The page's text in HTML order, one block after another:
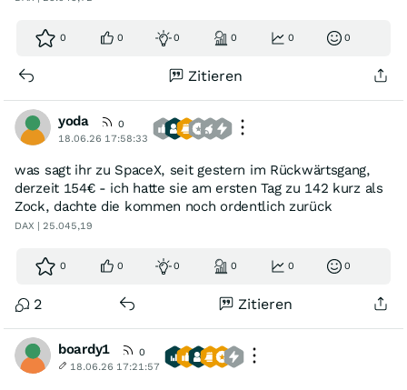
0 0 0 0 0 0
Zitieren
yoda
0
18.06.26 17:58:33
was sagt ihr zu SpaceX, seit gestern im Rückwärtsgang,
derzeit 154€ - ich hatte sie am ersten Tag zu 142 kurz als
Zock, dachte die kommen noch ordentlich zurück
DAX | 25.045,19
0 0 0 0 0 0
2 Zitieren
boardy1
0
18.06.26 17:21:57